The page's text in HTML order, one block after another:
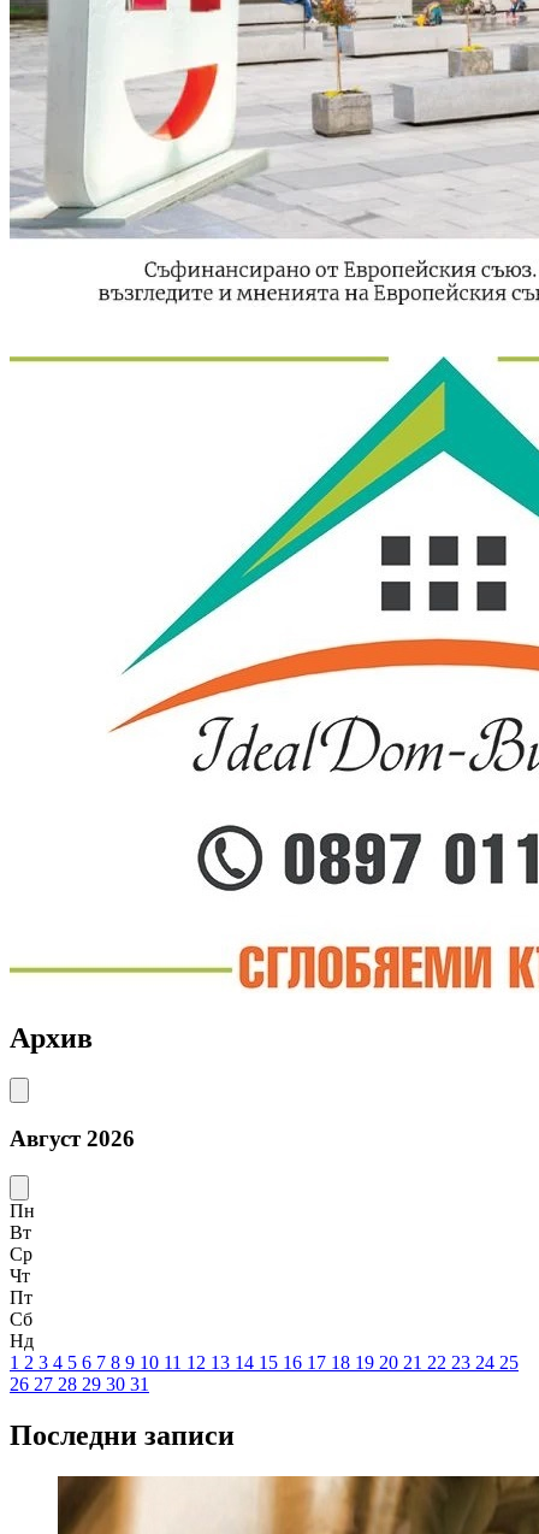
Архив
Август 2026
Пн
Вт
Ср
Чт
Пт
Сб
Нд
1 2 3 4 5 6 7 8 9 10 11 12 13 14 15 16 17 18 19 20 21 22 23 24 25
26 27 28 29 30 31
Последни записи